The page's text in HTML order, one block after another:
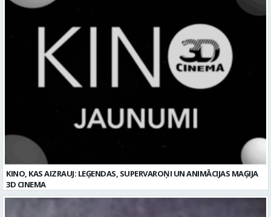
KINO, KAS AIZRAUJ: LEĢENDAS, SUPERVAROŅI UN ANIMĀCIJAS MAĢIJA
3D CINEMA